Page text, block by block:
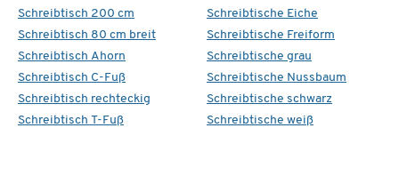
Schreibtisch 200 cm
Schreibtisch 80 cm breit
Schreibtisch Ahorn
Schreibtisch C-Fuß
Schreibtisch rechteckig
Schreibtisch T-Fuß
Schreibtische Eiche
Schreibtische Freiform
Schreibtische grau
Schreibtische Nussbaum
Schreibtische schwarz
Schreibtische weiß